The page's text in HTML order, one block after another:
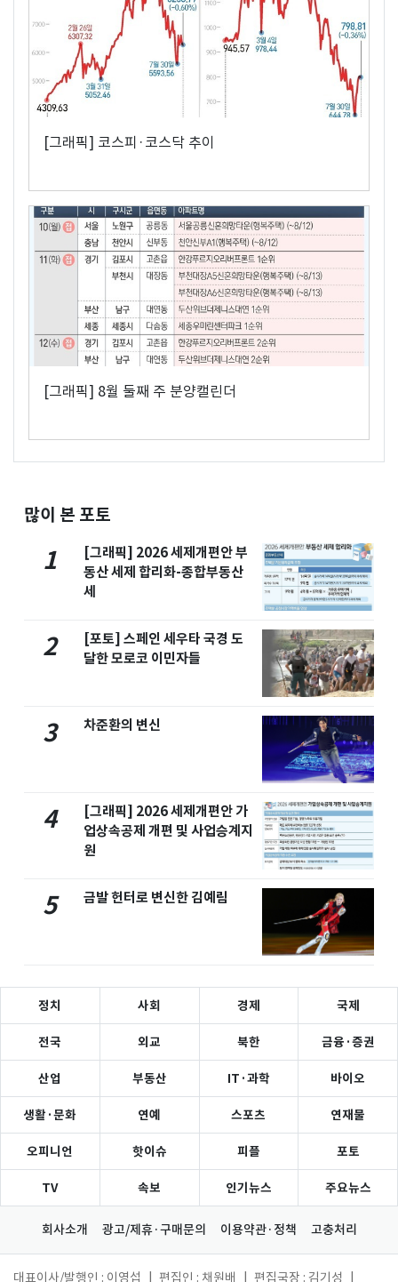
[그래픽] 코스피·코스닥 추이
[그래픽] 8월 둘째 주 분양캘린더
많이 본 포토
1
[그래픽] 2026 세제개편안 부
동산 세제 합리화-종합부동산
세
2
[포토] 스페인 세우타 국경 도
달한 모로코 이민자들
3 차준환의 변신
4
[그래픽] 2026 세제개편안 가
업상속공제 개편 및 사업승계지
원
5 금발 헌터로 변신한 김예림
정치 사회 경제 국제
전국 외교 북한 금융·증권
산업 부동산 IT·과학 바이오
생활·문화 연예 스포츠 연재물
오피니언 핫이슈 피플 포토
TV 속보 인기뉴스 주요뉴스
회사소개 광고/제휴·구매문의 이용약관·정책 고충처리
대표이사/발행인 : 이영섭 편집인 : 채원배 편집국장 : 김기성